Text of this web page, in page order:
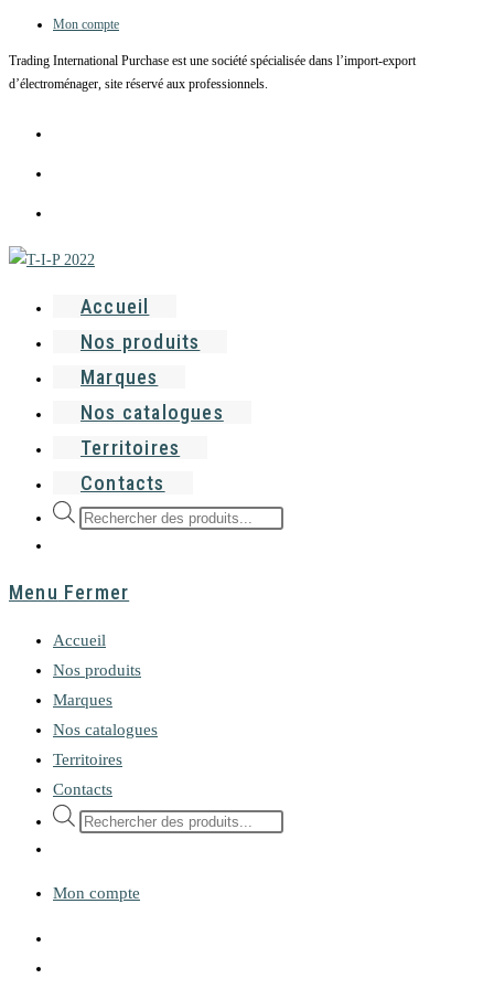
to
content
Mon compte
Trading International Purchase est une société spécialisée dans l’import-export
d’électroménager, site réservé aux professionnels.
Accueil
Nos produits
Marques
Nos catalogues
Territoires
Contacts
Recherche
Menu Fermer
Accueil
Nos produits
Marques
Nos catalogues
Territoires
Contacts
Recherche
Mon compte